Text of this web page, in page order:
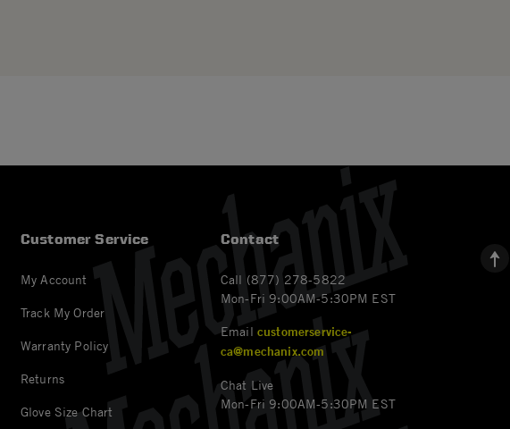
Customer Service
My Account
Track My Order
Warranty Policy
Returns
Glove Size Chart
Contact
Call (877) 278-5822
Mon-Fri 9:00AM-5:30PM EST
Email customerservice-
ca@mechanix.com
Chat Live
Mon-Fri 9:00AM-5:30PM EST